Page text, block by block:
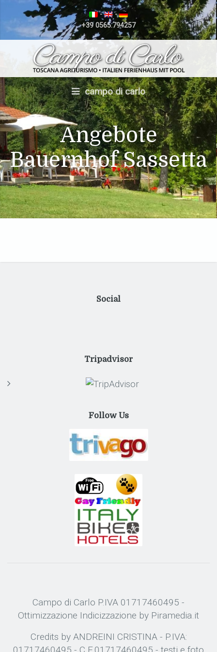
-
-
+39 0565.794257
campo di carlo
Angebote
Bauernhof Sassetta
Social
Tripadvisor
Follow Us
Campo di Carlo P.IVA 01717460495 -
Ottimizzazione Indicizzazione by Piramedia.it
Credits by ANDREINI CRISTINA - P.IVA:
01717460495 - C.F.01717460495 - testi e foto